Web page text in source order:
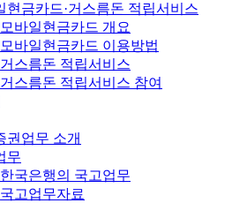
현금카드·거스름돈 적립서비스
모바일현금카드 개요
모바일현금카드 이용방법
거스름돈 적립서비스
거스름돈 적립서비스 참여
권업무 소개
무
한국은행의 국고업무
국고업무자료